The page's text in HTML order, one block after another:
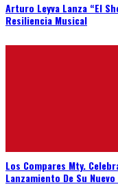
Arturo Leyva Lanza “El
Resiliencia Musical
Los Compares Mty.
Lanzamiento De Su